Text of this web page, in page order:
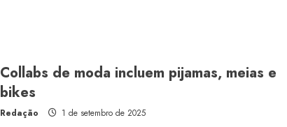
Collabs de moda incluem pijamas, meias e
bikes
Redação 1 de setembro de 2025